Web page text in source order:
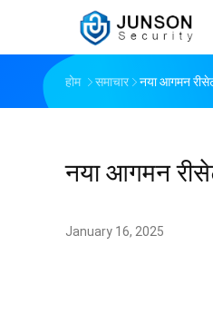
होम समाचार नया आगमन
नया आगमन
January 16, 2025